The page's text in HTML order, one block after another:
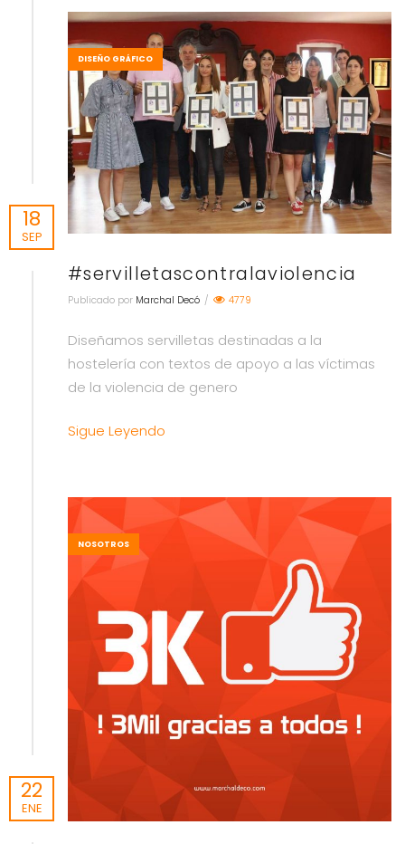
DISEÑO GRÁFICO
#servilletascontralaviolencia
Publicado por Marchal Decó / 4779
Diseñamos servilletas destinadas a la
hostelería con textos de apoyo a las víctimas
de la violencia de genero
Sigue Leyendo
18
SEP
NOSOTROS
22
ENE